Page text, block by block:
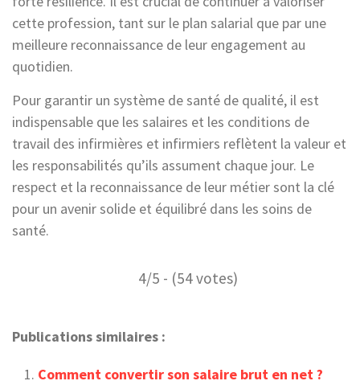
cette profession, tant sur le plan salarial que par une
meilleure reconnaissance de leur engagement au
quotidien.
Pour garantir un système de santé de qualité, il est
indispensable que les salaires et les conditions de
travail des infirmières et infirmiers reflètent la valeur et
les responsabilités qu’ils assument chaque jour. Le
respect et la reconnaissance de leur métier sont la clé
pour un avenir solide et équilibré dans les soins de
santé.
4/5 - (54 votes)
Publications similaires :
Comment convertir son salaire brut en net ?